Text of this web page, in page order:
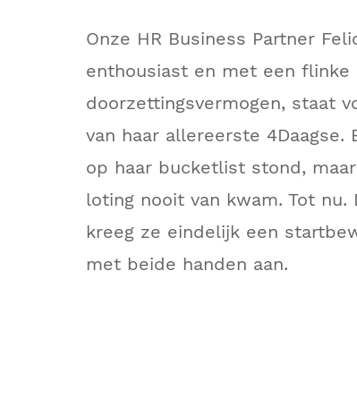
Onze HR Business Partner
enthousiast en met een flinke
doorzettingsvermogen, staat
van haar allereerste 4Daagse.
op haar bucketlist stond,
loting nooit van kwam. Tot nu.
kreeg ze eindelijk een
met beide handen aan.